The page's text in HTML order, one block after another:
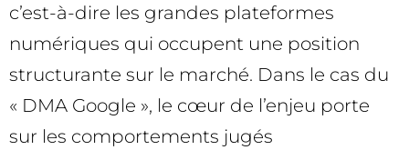
c’est-à-dire les grandes plateformes
numériques qui occupent une position
structurante sur le marché. Dans le cas du
« DMA Google », le cœur de l’enjeu porte
sur les comportements jugés